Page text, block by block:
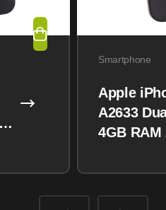
Smartphone
Apple
A2633
4GB RAM